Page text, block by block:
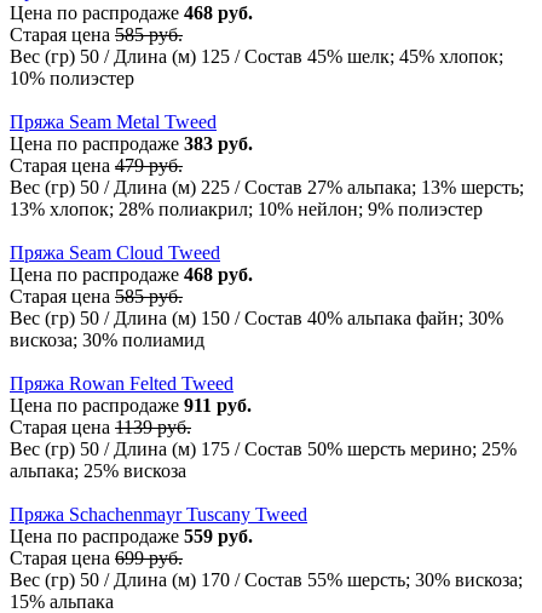
Цена по распродаже 468 руб.
Старая цена 585 руб.
Вес (гр) 50 / Длина (м) 125 / Состав 45% шелк; 45% хлопок;
10% полиэстер
Пряжа Seam Metal Tweed
Цена по распродаже 383 руб.
Старая цена 479 руб.
Вес (гр) 50 / Длина (м) 225 / Состав 27% альпака; 13% шерсть;
13% хлопок; 28% полиакрил; 10% нейлон; 9% полиэстер
Пряжа Seam Cloud Tweed
Цена по распродаже 468 руб.
Старая цена 585 руб.
Вес (гр) 50 / Длина (м) 150 / Состав 40% альпака файн; 30%
вискоза; 30% полиамид
Пряжа Rowan Felted Tweed
Цена по распродаже 911 руб.
Старая цена 1139 руб.
Вес (гр) 50 / Длина (м) 175 / Состав 50% шерсть мерино; 25%
альпака; 25% вискоза
Пряжа Schachenmayr Tuscany Tweed
Цена по распродаже 559 руб.
Старая цена 699 руб.
Вес (гр) 50 / Длина (м) 170 / Состав 55% шерсть; 30% вискоза;
15% альпака